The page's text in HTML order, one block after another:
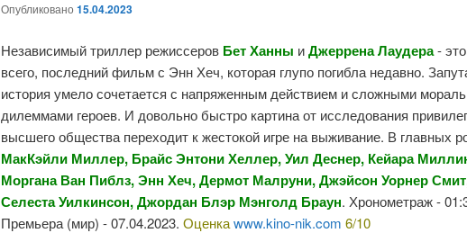
Опубликовано15.04.2023
Независимый триллер режиссеров Бет Ханны иДжеррена Лаудера-
всего, последний фильм с Энн Хеч, которая глупо погибла недавно.
история умело сочетается с напряженным действием и сложными
дилеммами героев. И довольно быстро картина от исследования
высшего общества переходит к жестокой игре на выживание. В главных
МакКэйли Миллер, Брайс Энтони Хеллер, Уил Деснер, Кейара
Моргана Ван Пиблз, Энн Хеч, Дермот Малруни, Джэйсон Уорнер
Селеста Уилкинсон, Джордан Блэр Мэнголд Браун. Хронометраж -
Премьера (мир) - 07.04.2023.Оценкаwww.kino-nik.com 6/10